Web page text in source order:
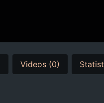
Videos (0)